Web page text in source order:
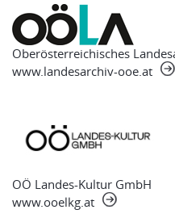
Oberösterreichisches
www.landesarchiv-ooe.at
OÖ Landes-Kultur GmbH
www.ooelkg.at